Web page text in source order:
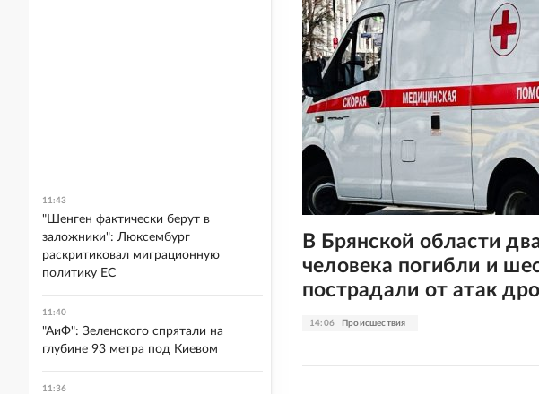
14:06 Происшествия
В Брянской области
человека погибли и
пострадали от атак
11:43
"Шенген фактически берут в
заложники": Люксембург
раскритиковал миграционную
политику ЕС
11:40
"АиФ": Зеленского спрятали на
глубине 93 метра под Киевом
11:36